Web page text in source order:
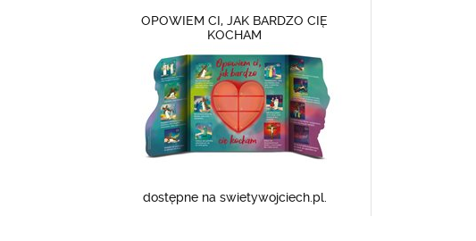
OPOWIEM CI, JAK BARDZO CIĘ
KOCHAM
dostępne na swietywojciech.pl.